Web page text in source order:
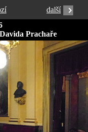
další
Prachaře